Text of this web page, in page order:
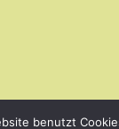
benutzt